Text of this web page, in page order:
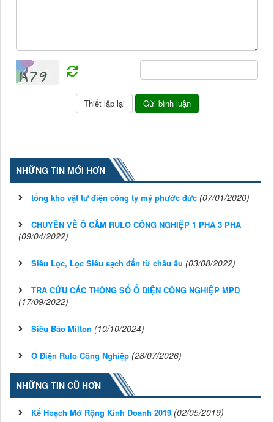
NHỮNG TIN MỚI HƠN
tổng kho vật tư điện công ty mỹ phước đức (07/01/2020)
CHUYÊN VỀ Ổ CẮM RULO CÔNG NGHIỆP 1 PHA 3 PHA
(09/04/2022)
Siêu Lọc, Lọc Siêu sạch đến từ châu âu (03/08/2022)
TRA CỨU CÁC THÔNG SỐ Ổ ĐIỆN CÔNG NGHIỆP MPD
(17/09/2022)
Siêu Bão Milton (10/10/2024)
Ổ Điện Rulo Công Nghiệp (28/07/2026)
NHỮNG TIN CŨ HƠN
Kế Hoạch Mở Rộng Kinh Doanh 2019 (02/05/2019)